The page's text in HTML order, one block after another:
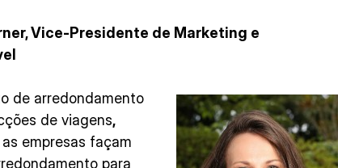
Vice-Presidente de Marketing e
de arredondamento
de viagens,
empresas façam
para